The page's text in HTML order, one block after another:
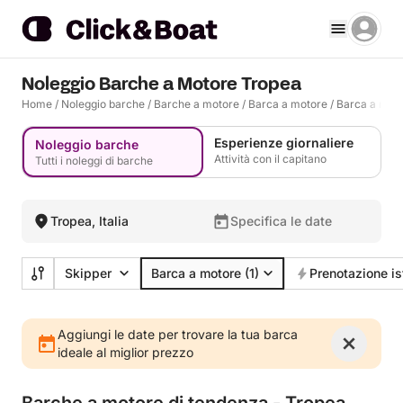
Noleggio Barche a Motore Tropea
Home / Noleggio barche / Barche a motore / Barca a motore / Barca a
Noleggio barche
Tutti i noleggi di barche
Esperienze giornaliere
Attività con il capitano
Tropea, Italia Specifica le date
Skipper Barca a motore (1) Prenotazione
Aggiungi le date per trovare la tua barca
ideale al miglior prezzo